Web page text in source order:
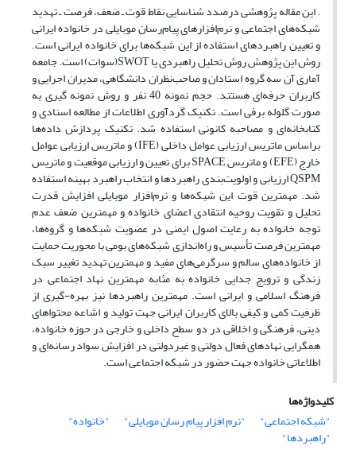
. این مقاله پژوهشی درصدد شناسایی نقاط قوت ـ ضعف، فرصت ـ تهدید
شبکه‌های اجتماعی و نرم‌افزارهای پیام‌رسان موبایلی در خانواده ایرانی
و تعیین راهبردهای استفاده از این شبکه‌ها برای خانواده ایرانی است.
روش این پژوهش روش تحلیل راهبردی یا SWOT(سوات) است. جامعه
آماری آن سه گروه استادان و صاحب‌نظران دانشگاهی، مدیران اجرایی و
کاربران حرفه‌ای هستند. حجم نمونه 40 نفر و روش نمونه گیری به
صورت گلوله برفی است. تکنیک گردآوری اطلاعات از مطالعه اسنادی و
کتابخانه‌ای و مصاحبه کانونی استفاده شد. تکنیک پردازش داده‌ها
براساس ماتریس ارزیابی عوامل داخلی (IFE) و ماتریس ارزیابی عوامل
خارج (EFE) و ماتریس SPACE برای تعیین و ارزیابی موقعیت و ماتریس
QSPM ارزیابی و اولویت‌بندی راهبردها و انتخاب راهبرد بهینه استفاده
شد. مهمترین قوت این شبکه‌ها و نرم‌افزار موبایلی افزایش قدرت
تحلیل و تقویت روحیه انتقادی اعضای خانواده و مهمترین ضعف عدم
توجه خانواده به رعایت اصول ایمنی در عضویت شبکه‌ها و گروه‌ها،
مهمترین فرصت تأسیس و راه‌اندازی شبکه‌های بومی با محوریت حمایت
از خانواده‌های سالم و سرگرمی‌های مفید و مهمترین تهدید تغییر سبک
زندگی و ترویج جدایی خانواده به مثابه مهمترین نهاد اجتماعی در
فرهنگ اسلامی و ایرانی است. مهمترین راهبردها نیز بهره-گیری از
ظرفیت کمی و کیفی بالای کاربران ایرانی جهت تولید و اشاعه محتواهای
دینی، فرهنگی و اخلاقی در دو سطح داخلی و خارجی در حوزه خانواده،
همگرایی نهادهای فعال دولتی و غیردولتی در افزایش سواد رسانه‌ای و
اطلاعاتی خانواده جهت حضور در شبکه اجتماعی است.
کلیدواژه‌ها
"شبکه اجتماعی"
"نرم افزار پیام رسان موبایلی" "خانواده"
"راهبردها"